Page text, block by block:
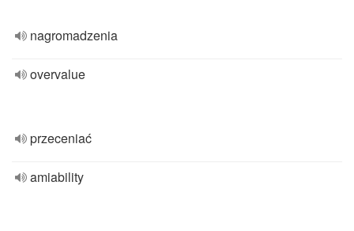
nagromadzenia
overvalue
przeceniać
amiability